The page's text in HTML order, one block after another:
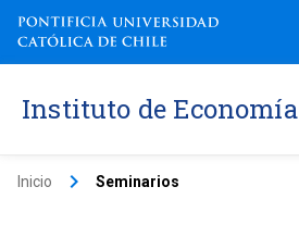
Instituto de Economía
Inicio keyboard_arrow_right Seminarios